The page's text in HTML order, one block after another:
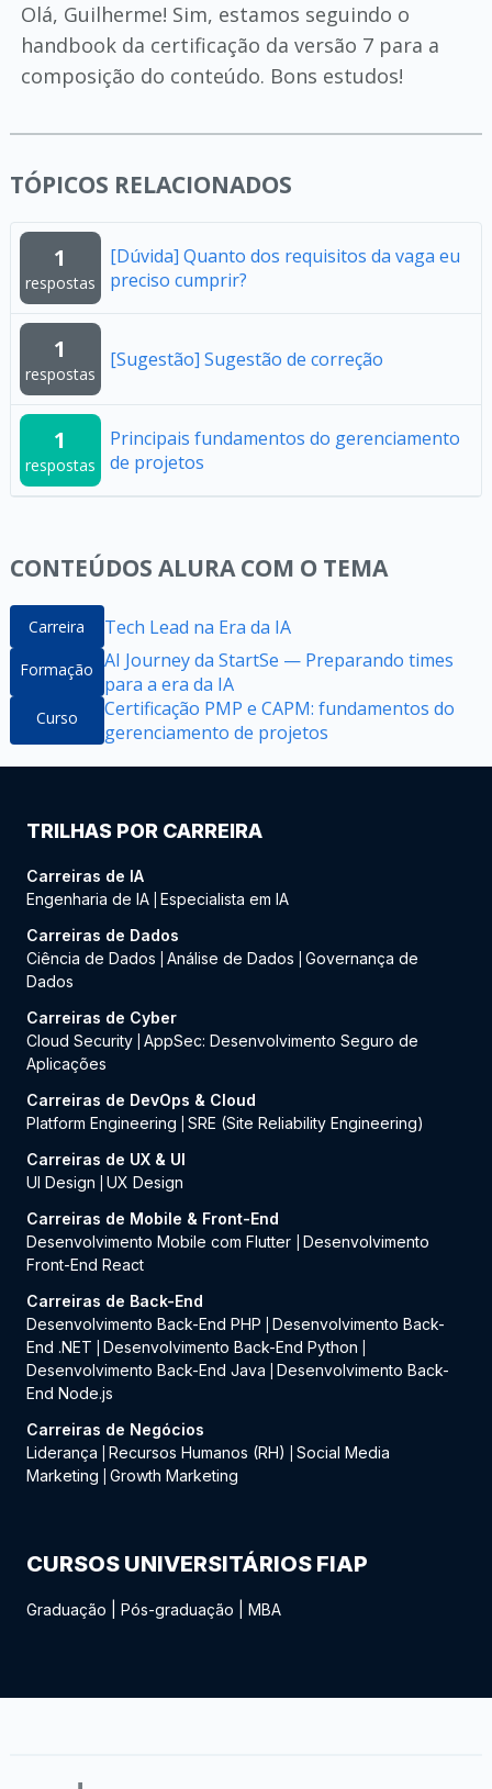
Olá, Guilherme! Sim, estamos seguindo o
handbook da certificação da versão 7 para a
composição do conteúdo. Bons estudos!
TÓPICOS RELACIONADOS
1
respostas
[Dúvida] Quanto dos requisitos da vaga eu
preciso cumprir?
1
respostas
[Sugestão] Sugestão de correção
1
respostas
Principais fundamentos do gerenciamento
de projetos
CONTEÚDOS ALURA COM O TEMA
Carreira Tech Lead na Era da IA
Formação AI Journey da StartSe — Preparando times
para a era da IA
Curso
Certificação PMP e CAPM: fundamentos do
gerenciamento de projetos
TRILHAS POR CARREIRA
Carreiras de IA
Engenharia de IA Especialista em IA
Carreiras de Dados
Ciência de Dados
Análise de Dados
Governança de
Dados
Carreiras de Cyber
Cloud Security AppSec: Desenvolvimento Seguro de
Aplicações
Carreiras de DevOps & Cloud
Platform Engineering
SRE (Site Reliability Engineering)
Carreiras de UX & UI
UI Design
UX Design
Carreiras de Mobile & Front-End
Desenvolvimento Mobile com Flutter
Desenvolvimento
Front-End React
Carreiras de Back-End
Desenvolvimento Back-End PHP
Desenvolvimento Back-
End .NET
Desenvolvimento Back-End Python
Desenvolvimento Back-End Java
Desenvolvimento Back-
End Node.js
Carreiras de Negócios
Liderança
Recursos Humanos (RH)
Social Media
Marketing
Growth Marketing
CURSOS UNIVERSITÁRIOS FIAP
Graduação Pós-graduação MBA